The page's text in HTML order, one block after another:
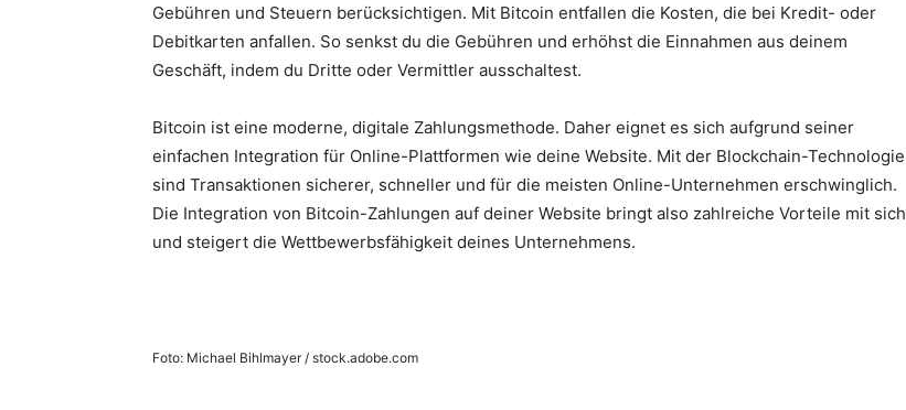
Gebühren und Steuern berücksichtigen. Mit Bitcoin entfallen die Kosten, die bei Kredit- oder
Debitkarten anfallen. So senkst du die Gebühren und erhöhst die Einnahmen aus deinem
Geschäft, indem du Dritte oder Vermittler ausschaltest.
Bitcoin ist eine moderne, digitale Zahlungsmethode. Daher eignet es sich aufgrund seiner
einfachen Integration für Online-Plattformen wie deine Website. Mit der Blockchain-Technologie
sind Transaktionen sicherer, schneller und für die meisten Online-Unternehmen erschwinglich.
Die Integration von Bitcoin-Zahlungen auf deiner Website bringt also zahlreiche Vorteile mit sich
und steigert die Wettbewerbsfähigkeit deines Unternehmens.
Foto: Michael Bihlmayer / stock.adobe.com